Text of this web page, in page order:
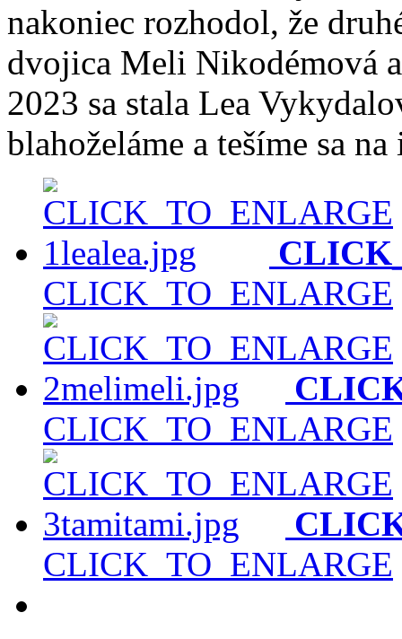
nakoniec rozhodol, že
dvojica Meli Nikodémová
2023 sa stala Lea
blahoželáme a tešíme sa
CLICK_TO_ENLARGE
CLICK_TO_ENLARGE
CLICK_TO_ENLARGE